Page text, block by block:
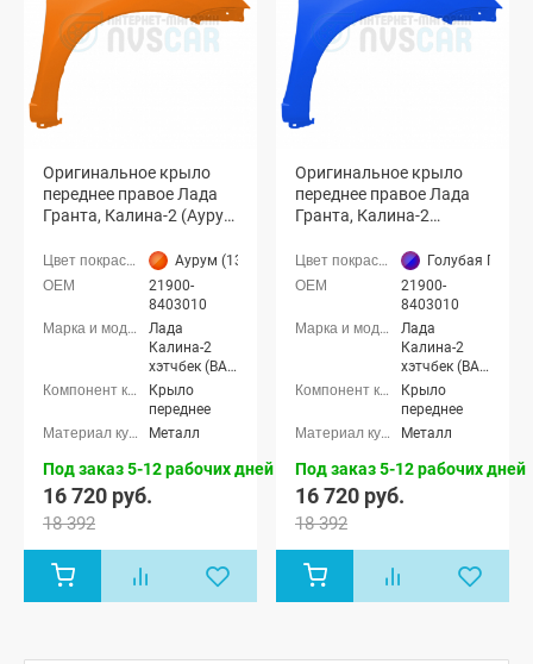
Оригинальное крыло
переднее правое Лада
Гранта, Калина-2 (Аурум
Аурум (134 оранжевый металлик)
21900-
8403010
Лада
Калина-2
хэтчбек (ВАЗ
2192), Лада
Калина-2
(ВАЗ 2194),
Лада
Калина-2
Кросс
2190), Лада
Крыло
переднее
Металл
Под заказ 5-12 рабочих дней
16 720 руб.
18 392
Оригинальное крыло
переднее правое Лада
Гранта, Калина-2
Голубая
21900-
8403010
Лада
Калина-2
хэтчбек (ВАЗ
2192), Лада
Калина-2
(ВАЗ 2194),
Лада
Калина-2
Кросс
2190), Лада
Крыло
переднее
Металл
Под заказ 5-12 рабочих дней
16 720 руб.
18 392